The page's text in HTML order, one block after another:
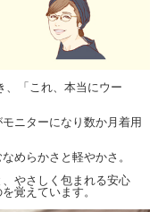
、「これ、本当にウー
ニターになり数か月着用
めらかさと軽やかさ。
やさしく包まれる安心
覚えています。